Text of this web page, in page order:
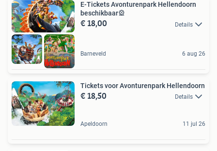
E-Tickets Avonturenpark Hellendoorn
beschikbaar🎡
€ 18,00 Details
Barneveld 6 aug 26
Tickets voor Avonturenpark Hellendoorn
€ 18,50 Details
Apeldoorn 11 jul 26